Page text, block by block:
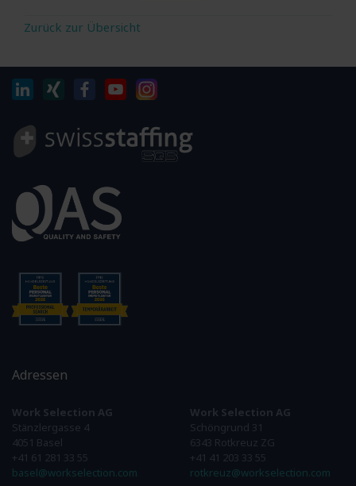
Zurück zur Übersicht
Adressen
Work Selection AG
Stänzlergasse 4
4051 Basel
+41 61 281 33 55
basel@workselection.com
Work Selection AG
Schöngrund 31
6343 Rotkreuz ZG
+41 41 203 33 55
rotkreuz@workselection.com